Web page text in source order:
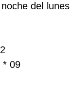
del lunes
* 09